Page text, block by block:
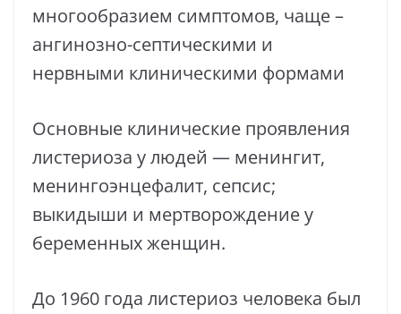
многообразием симптомов, чаще –
ангинозно-септическими и
нервными клиническими формами
Основные клинические проявления
листериоза у людей — менингит,
менингоэнцефалит, сепсис;
выкидыши и мертворождение у
беременных женщин.
До 1960 года листериоз человека был